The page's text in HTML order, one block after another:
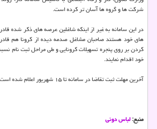
شرکت ها و گروه ها آسان تر کرده است.
در این سامانه به غیر از اینکه شاغلین عرصه های ذکر شده
های خود هستند صاحبان مشاغل صدمه دیده از کرونا هم
کردن بر روی پنجره تسهیلات کرونایی و طی مراحل ثبت نام
خود اقدام نمایند.
آخرین مهلت ثبت تقاضا در سامانه تا ۱۵ شهریور اعلام شده است.
منبع:لباس دونی